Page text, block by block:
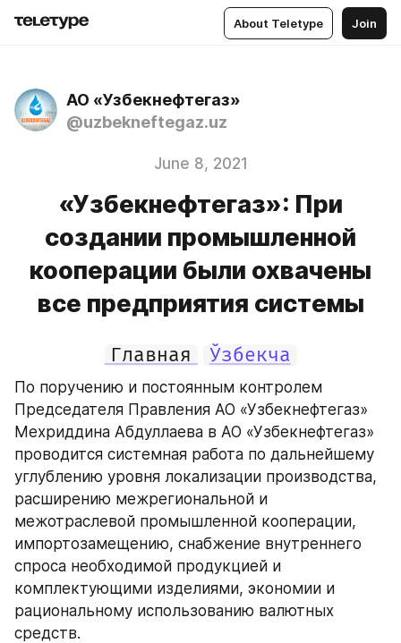
About Teletype Join
АО «Узбекнефтегаз»
@uzbekneftegaz.uz
June 8, 2021
«Узбекнефтегаз»: При
создании промышленной
кооперации были охвачены
все предприятия системы
Главная Ўзбекча
По поручению и постоянным контролем
Председателя Правления АО «Узбекнефтегаз»
Мехриддина Абдуллаева в АО «Узбекнефтегаз»
проводится системная работа по дальнейшему
углублению уровня локализации производства,
расширению межрегиональной и
межотраслевой промышленной кооперации,
импортозамещению, снабжение внутреннего
спроса необходимой продукцией и
комплектующими изделиями, экономии и
рациональному использованию валютных
средств.